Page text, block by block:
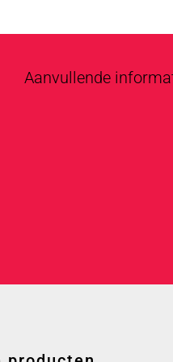
Aanvullende